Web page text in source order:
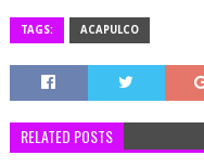
TAGS: ACAPULCO
RELATED POSTS